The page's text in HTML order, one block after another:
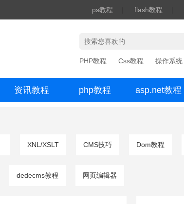
ps教程 flash教程
PHP教程 Css教程 操作系统
资讯教程 php教程 asp.net教程
XNL/XSLT CMS技巧 Dom教程
dedecms教程 网页编辑器